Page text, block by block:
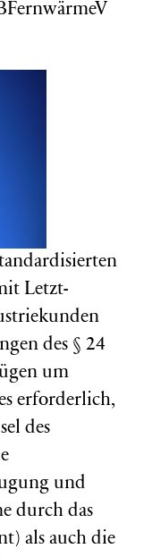
Letzt-
des § 24
um
erforderlich,
des
und
durch das
als auch die